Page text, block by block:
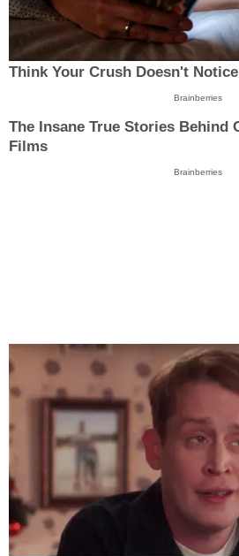
Think Your Crush Doesn't
Brainberries
The Insane True Stories Behind
Films
Brainberries